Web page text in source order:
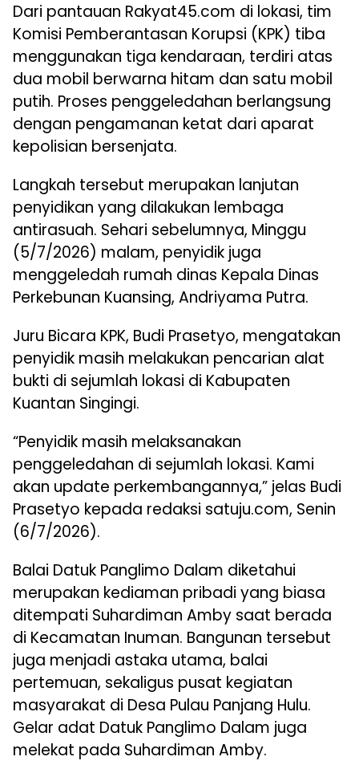
Dari pantauan Rakyat45.com di lokasi, tim
Komisi Pemberantasan Korupsi (KPK) tiba
menggunakan tiga kendaraan, terdiri atas
dua mobil berwarna hitam dan satu mobil
putih. Proses penggeledahan berlangsung
dengan pengamanan ketat dari aparat
kepolisian bersenjata.
Langkah tersebut merupakan lanjutan
penyidikan yang dilakukan lembaga
antirasuah. Sehari sebelumnya, Minggu
(5/7/2026) malam, penyidik juga
menggeledah rumah dinas Kepala Dinas
Perkebunan Kuansing, Andriyama Putra.
Juru Bicara KPK, Budi Prasetyo, mengatakan
penyidik masih melakukan pencarian alat
bukti di sejumlah lokasi di Kabupaten
Kuantan Singingi.
“Penyidik masih melaksanakan
penggeledahan di sejumlah lokasi. Kami
akan update perkembangannya,” jelas Budi
Prasetyo kepada redaksi satuju.com, Senin
(6/7/2026).
Balai Datuk Panglimo Dalam diketahui
merupakan kediaman pribadi yang biasa
ditempati Suhardiman Amby saat berada
di Kecamatan Inuman. Bangunan tersebut
juga menjadi astaka utama, balai
pertemuan, sekaligus pusat kegiatan
masyarakat di Desa Pulau Panjang Hulu.
Gelar adat Datuk Panglimo Dalam juga
melekat pada Suhardiman Amby.